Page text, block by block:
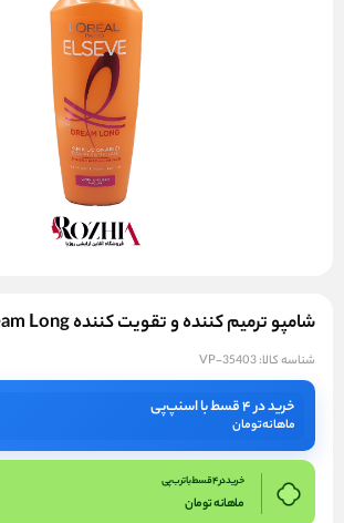
شامپو ترمیم کننده و تقویت کننده Dream Long لورال
شناسه کالا:VP-35403
خرید در ۴ قسط با اسنپ‌پی
ماهانهتومان
خرید در 4 قسط با ترب پی
ماهانهتومان